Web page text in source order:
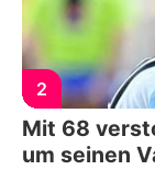
2
Mit 68
um seinen